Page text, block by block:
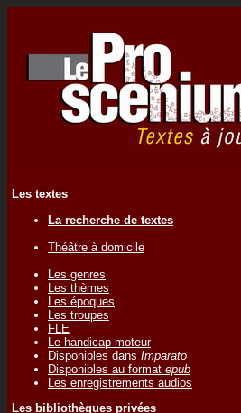
Les textes
La recherche de textes
Théâtre à domicile
Les genres
Les thèmes
Les époques
Les troupes
FLE
Le handicap moteur
Disponibles dans Imparato
Disponibles au format epub
Les enregistrements audios
Les bibliothèques privées